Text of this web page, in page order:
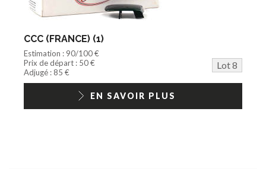
CCC (FRANCE) (1)
Estimation : 90/100 €
Prix de départ : 50 €
Lot 8
Adjugé : 85 €
EN SAVOIR PLUS